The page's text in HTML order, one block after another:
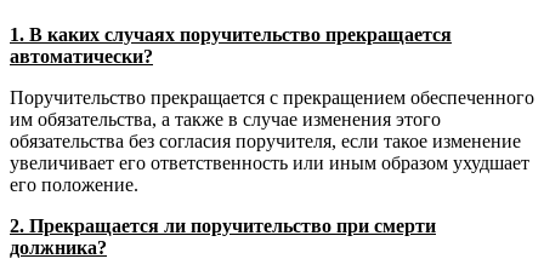
1. В каких случаях поручительство прекращается
автоматически?
Поручительство прекращается с прекращением обеспеченного
им обязательства, а также в случае изменения этого
обязательства без согласия поручителя, если такое изменение
увеличивает его ответственность или иным образом ухудшает
его положение.
2. Прекращается ли поручительство при смерти
должника?